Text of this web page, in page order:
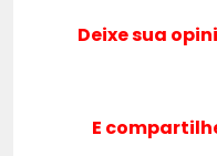
Deixe sua
E